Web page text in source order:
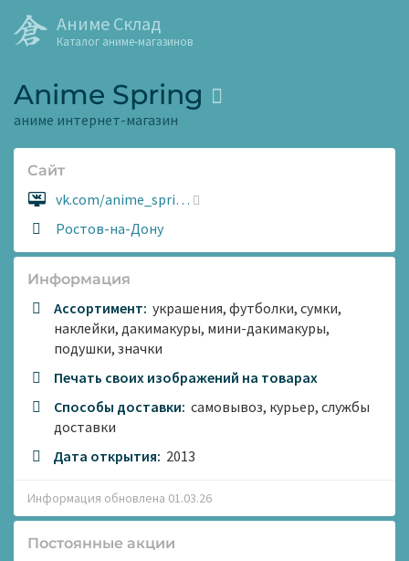
Аниме Склад
Каталог аниме-магазинов
Anime Spring
аниме интернет-магазин
Сайт
Сайт:
vk.com/anime_spri…
Адрес:
Ростов-на-Дону
Информация
Ассортимент: украшения, футболки, сумки,
наклейки, дакимакуры, мини-дакимакуры,
подушки, значки
Печать своих изображений на товарах
Способы доставки: самовывоз, курьер, службы
доставки
Дата открытия: 2013
Информация обновлена 01.03.26
Постоянные акции